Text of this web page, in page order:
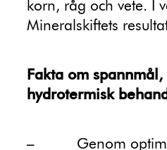
korn, råg och vete. I
Mineralskiftets
Fakta om
hydrotermisk
–
Genom